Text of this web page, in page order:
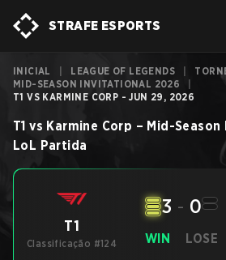
STRAFE ESPORTS
INICIAL LEAGUE OF LEGENDS
MID-SEASON INVITATIONAL 2026
T1 VS KARMINE CORP - JUN 29, 2026
T1 vs Karmine Corp – Mid-
LoL Partida
T1
Classificação #124 WIN
3 - 0
LOSE